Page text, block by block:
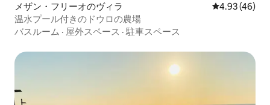
メザン・フリーオのヴィラ レビュー46
4.93 (46)
温水プール付きのドウロの農場
バスルーム · 屋外スペース ·駐車スペース